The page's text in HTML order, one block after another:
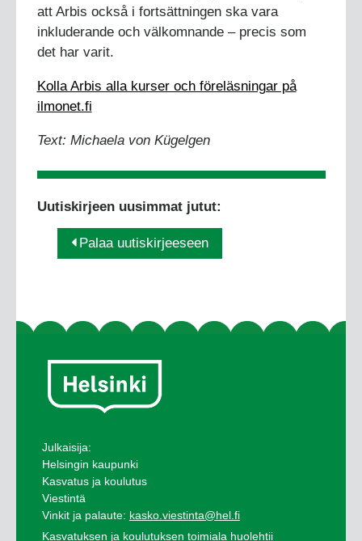
att Arbis också i fortsättningen ska vara
inkluderande och välkomnande – precis som
det har varit.
Kolla Arbis alla kurser och föreläsningar på
ilmonet.fi
Text: Michaela von Kügelgen
Uutiskirjeen uusimmat jutut:
Palaa uutiskirjeeseen
Julkaisija:
Helsingin kaupunki
Kasvatus ja koulutus
Viestintä
Vinkit ja palaute: kasko.viestinta@hel.fi
Kasvatuksen ja koulutuksen toimiala huolehtii